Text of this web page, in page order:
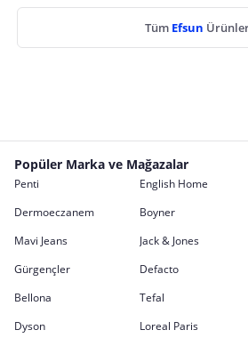
Tüm Efsun
Popüler Marka ve Mağazalar
Penti English Home
Dermoeczanem
Boyner
Mavi Jeans
Jack & Jones
Gürgençler
Defacto
Bellona
Tefal
Dyson
Loreal Paris